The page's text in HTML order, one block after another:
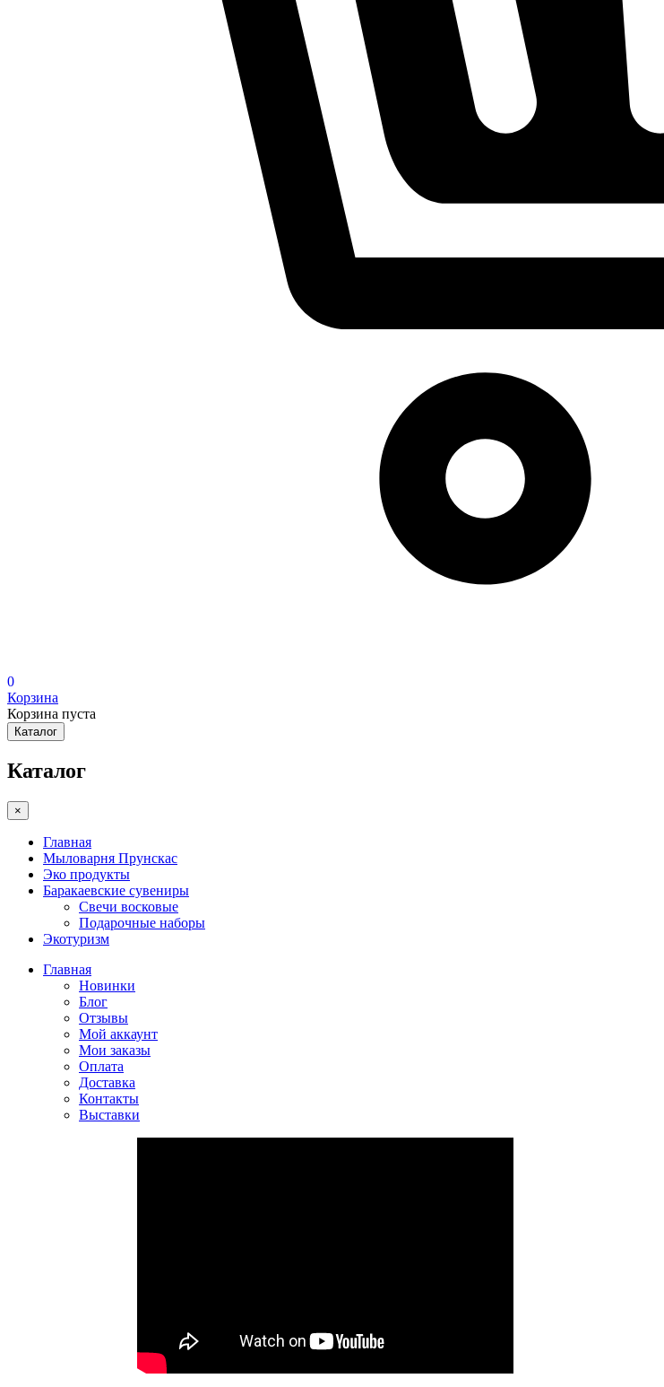
0
Корзина
Корзина пуста
Каталог
Каталог
×
Главная
Мыловарня Прунскас
Эко продукты
Баракаевские сувениры
Свечи восковые
Подарочные наборы
Экотуризм
Главная
Новинки
Блог
Отзывы
Мой аккаунт
Мои заказы
Оплата
Доставка
Контакты
Выставки